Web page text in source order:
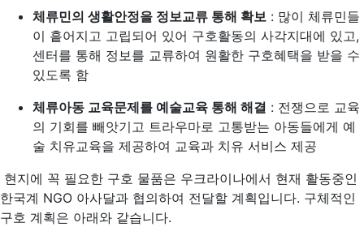
체류민의 생활안정을 정보교류 통해 확보 : 많이 체류민들
이 흩어지고 고립되어 있어 구호활동의 사각지대에 있고,
센터를 통해 정보를 교류하여 원활한 구호혜택을 받을 수
있도록 함
체류아동 교육문제를 예술교육 통해 해결 : 전쟁으로 교육
의 기회를 빼앗기고 트라우마로 고통받는 아동들에게 예
술 치유교육을 제공하여 교육과 치유 서비스 제공
현지에 꼭 필요한 구호 물품은 우크라이나에서 현재 활동중인
한국계 NGO 아사달과 협의하여 전달할 계획입니다. 구체적인
구호 계획은 아래와 같습니다.